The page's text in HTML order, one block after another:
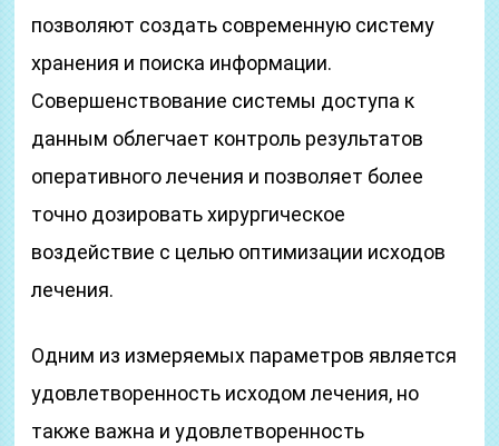
позволяют создать современную систему
хранения и поиска информации.
Совершенствование системы доступа к
данным облегчает контроль результатов
оперативного лечения и позволяет более
точно дозировать хирургическое
воздействие с целью оптимизации исходов
лечения.
Одним из измеряемых параметров является
удовлетворенность исходом лечения, но
также важна и удовлетворенность